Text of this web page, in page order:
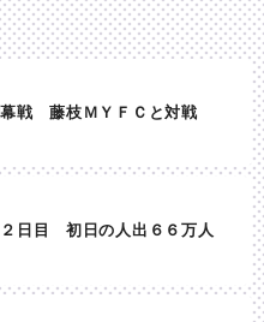
戦 藤枝ＭＹＦＣと対戦
２日目 初日の人出６６万人